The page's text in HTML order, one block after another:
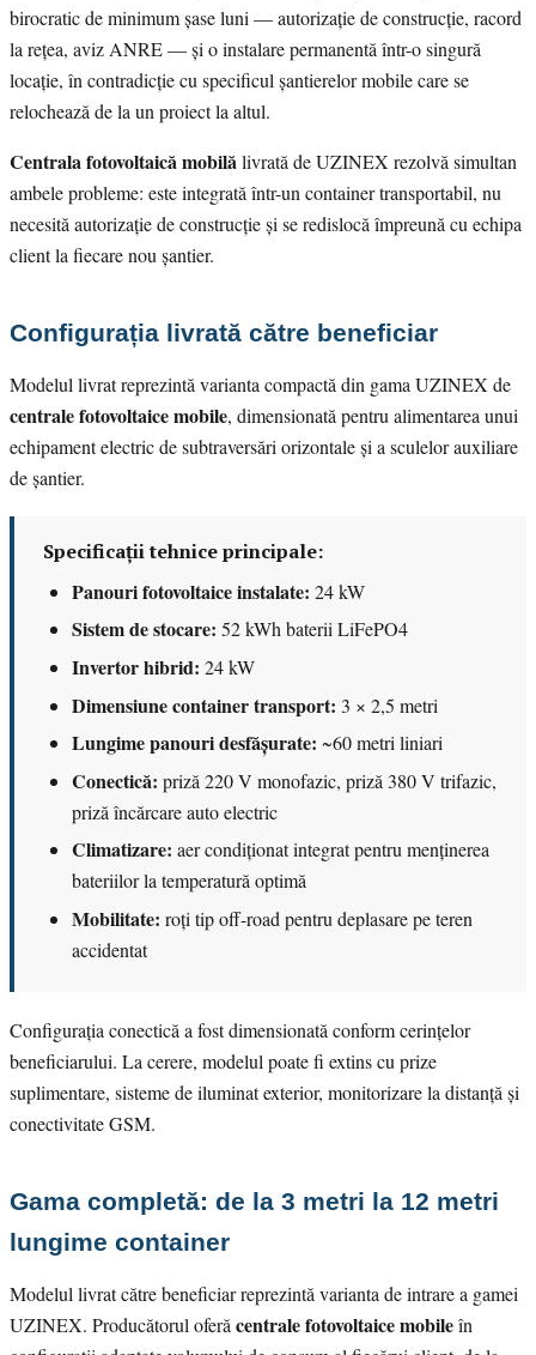
birocratic de minimum șase luni — autorizație de construcție, racord
la rețea, aviz ANRE — și o instalare permanentă într-o singură
locație, în contradicție cu specificul șantierelor mobile care se
relochează de la un proiect la altul.
Centrala fotovoltaică mobilă livrată de UZINEX rezolvă simultan
ambele probleme: este integrată într-un container transportabil, nu
necesită autorizație de construcție și se redislocă împreună cu echipa
client la fiecare nou șantier.
Configurația livrată către beneficiar
Modelul livrat reprezintă varianta compactă din gama UZINEX de
centrale fotovoltaice mobile, dimensionată pentru alimentarea unui
echipament electric de subtraversări orizontale și a sculelor auxiliare
de șantier.
Specificații tehnice principale:
Panouri fotovoltaice instalate: 24 kW
Sistem de stocare: 52 kWh baterii LiFePO4
Invertor hibrid: 24 kW
Dimensiune container transport: 3 × 2,5 metri
Lungime panouri desfășurate: ~60 metri liniari
Conectică: priză 220 V monofazic, priză 380 V trifazic,
priză încărcare auto electric
Climatizare: aer condiționat integrat pentru menținerea
bateriilor la temperatură optimă
Mobilitate: roți tip off-road pentru deplasare pe teren
accidentat
Configurația conectică a fost dimensionată conform cerințelor
beneficiarului. La cerere, modelul poate fi extins cu prize
suplimentare, sisteme de iluminat exterior, monitorizare la distanță și
conectivitate GSM.
Gama completă: de la 3 metri la 12 metri
lungime container
Modelul livrat către beneficiar reprezintă varianta de intrare a gamei
UZINEX. Producătorul oferă centrale fotovoltaice mobileîn